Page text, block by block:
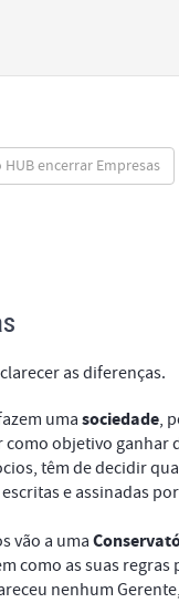
encerrar Empresas
as diferenças.
umasociedade,
como objetivo
têm de decidir
e assinadas
vão a uma
como as suas regras
nenhum